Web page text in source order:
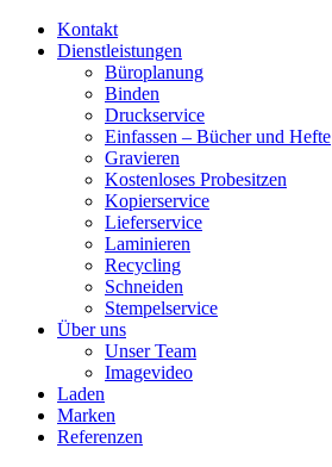
Kontakt
Dienstleistungen
Büroplanung
Binden
Druckservice
Einfassen – Bücher und Hefte
Gravieren
Kostenloses Probesitzen
Kopierservice
Lieferservice
Laminieren
Recycling
Schneiden
Stempelservice
Über uns
Unser Team
Imagevideo
Laden
Marken
Referenzen